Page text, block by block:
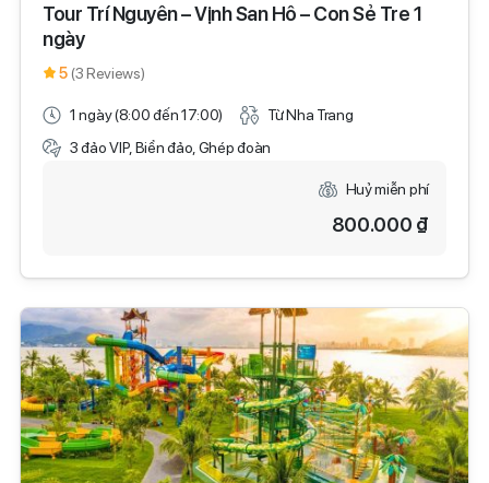
Tour Trí Nguyên – Vịnh San Hô – Con Sẻ Tre 1
ngày
5 (3 Reviews)
1 ngày (8:00 đến 17:00)
Từ Nha Trang
3 đảo VIP, Biển đảo, Ghép đoàn
Huỷ miễn phí
800.000 ₫